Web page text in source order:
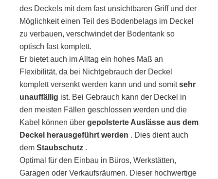
des Deckels mit dem fast unsichtbaren Griff und der
Möglichkeit einen Teil des Bodenbelags im Deckel
zu verbauen, verschwindet der Bodentank so
optisch fast komplett.
Er bietet auch im Alltag ein hohes Maß an
Flexibilität, da bei Nichtgebrauch der Deckel
komplett versenkt werden kann und und somitsehr
unauffällig ist. Bei Gebrauch kann der Deckel in
den meisten Fällen geschlossen werden und die
Kabel können über gepolsterte Auslässe aus dem
Deckel herausgeführt werden . Dies dient auch
dem Staubschutz .
Optimal für den Einbau in Büros, Werkstätten,
Garagen oder Verkaufsräumen. Dieser hochwertige